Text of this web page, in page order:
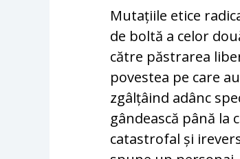
Mutațiile etice
de boltă a celor
către păstrarea
povestea pe care
zgâlțâind adânc
gândească până la
catastrofal și